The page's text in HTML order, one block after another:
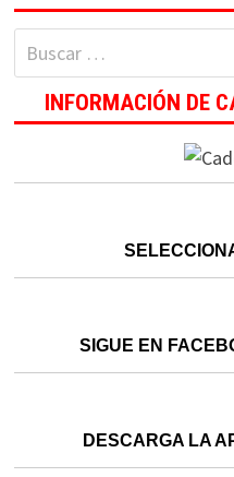
Buscar:
INFORMACIÓN DE
SIGUE EN
DESCARGA LA